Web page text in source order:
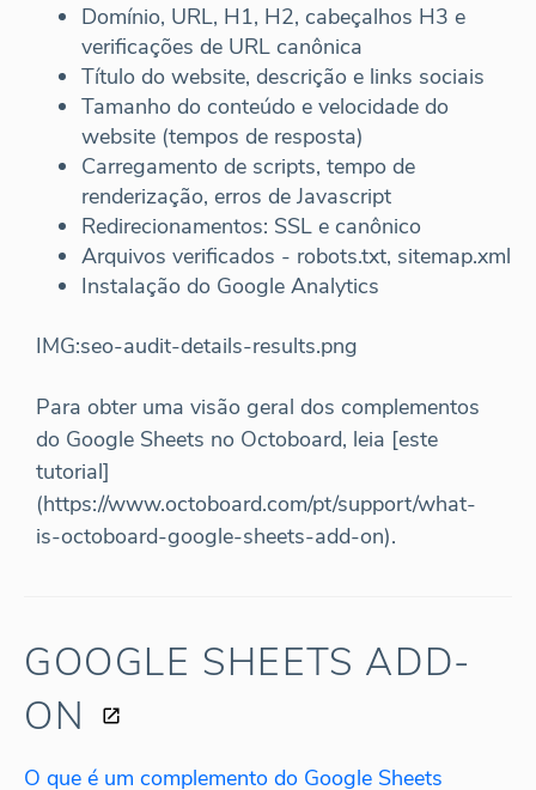
Domínio, URL, H1, H2, cabeçalhos H3 e
verificações de URL canônica
Título do website, descrição e links sociais
Tamanho do conteúdo e velocidade do
website (tempos de resposta)
Carregamento de scripts, tempo de
renderização, erros de Javascript
Redirecionamentos: SSL e canônico
Arquivos verificados - robots.txt, sitemap.xml
Instalação do Google Analytics
IMG:seo-audit-details-results.png
Para obter uma visão geral dos complementos
do Google Sheets no Octoboard, leia [este
tutorial]
(https://www.octoboard.com/pt/support/what-
is-octoboard-google-sheets-add-on).
GOOGLE SHEETS ADD-
ON
O que é um complemento do Google Sheets